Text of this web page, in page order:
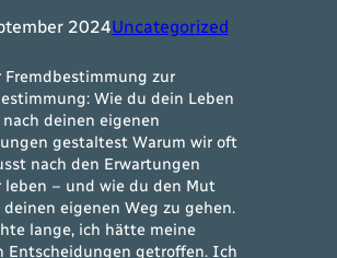
2024Uncategorized
Fremdbestimmung zur
Wie du dein Leben
deinen eigenen
gestaltest Warum wir oft
nach den Erwartungen
leben – und wie du den Mut
eigenen Weg zu gehen.
lange, ich hätte meine
Entscheidungen getroffen. Ich